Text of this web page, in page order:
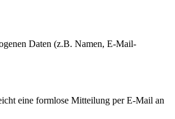
Daten (z.B. Namen, E-Mail-
eine formlose Mitteilung per E-Mail an